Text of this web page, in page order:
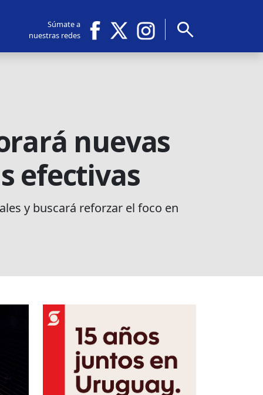
Súmate a
nuestras redes
search
nuevas
efectivas
y buscará reforzar el foco en